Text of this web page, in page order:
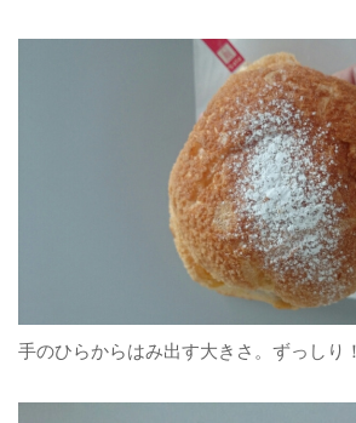
手のひらからはみ出す大きさ。ずっしり！